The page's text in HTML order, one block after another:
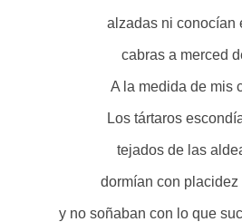
alzadas ni conocían
cabras a merced
A la medida de mis
Los tártaros
tejados de las
dormían con
y no soñaban con lo que